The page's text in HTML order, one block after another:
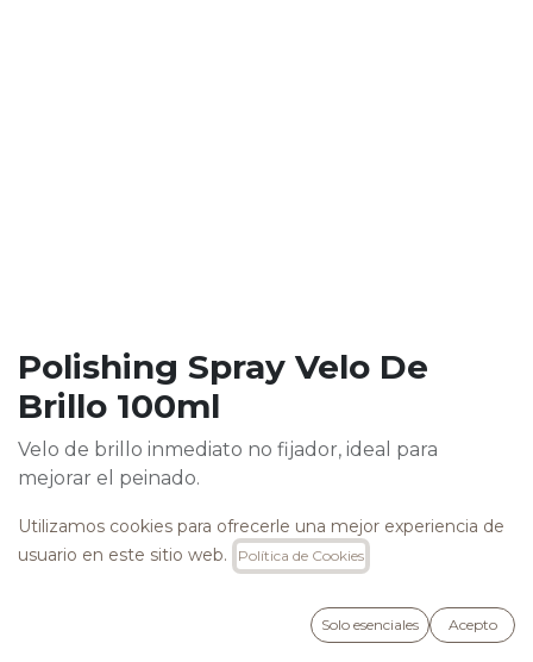
Polishing Spray Velo De
Brillo 100ml
Velo de brillo inmediato no fijador, ideal para
mejorar el peinado.
apelmazar. Se seca rápidamente.
Utilizamos cookies para ofrecerle una mejor experiencia de
usuario en este sitio web.
Política de Cookies
Solo esenciales Acepto